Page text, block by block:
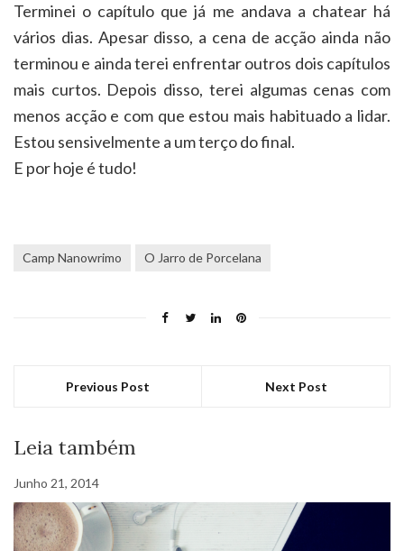
Terminei o capítulo que já me andava a chatear há
vários dias. Apesar disso, a cena de acção ainda não
terminou e ainda terei enfrentar outros dois capítulos
mais curtos. Depois disso, terei algumas cenas com
menos acção e com que estou mais habituado a lidar.
Estou sensivelmente a um terço do final.
E por hoje é tudo!
Camp Nanowrimo O Jarro de Porcelana
Previous Post Next Post
Leia também
Junho 21, 2014